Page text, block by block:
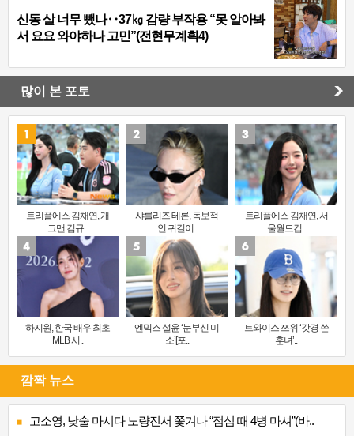
신동 살 너무 뺐나‥37㎏ 감량 부작용 “못 알아봐
서 요요 와야하나 고민”(전현무계획4)
많이 본 포토
트리플에스 김채연, 개
그맨 김규..
샤를리즈 테론, 독보적
인 귀걸이..
트리플에스 김채연, 서
울월드컵..
하지원, 한국 배우 최초
MLB 시..
엔믹스 설윤 ‘눈부신 미
소’[포..
트와이스 쯔위 ‘갓경 쓴
훈녀’..
깜짝 뉴스
고소영, 낮술 마시다 노량진서 쫓겨나 “점심 때 4병 마셔”(바..